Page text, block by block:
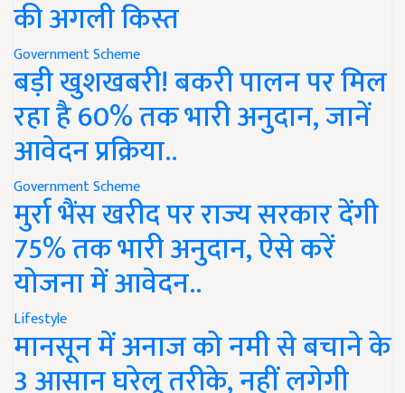
की अगली किस्त
Government Scheme
बड़ी खुशखबरी! बकरी पालन पर मिल
रहा है 60% तक भारी अनुदान, जानें
आवेदन प्रक्रिया..
Government Scheme
मुर्रा भैंस खरीद पर राज्य सरकार देंगी
75% तक भारी अनुदान, ऐसे करें
योजना में आवेदन..
Lifestyle
मानसून में अनाज को नमी से बचाने के
3 आसान घरेलू तरीके, नहीं लगेगी